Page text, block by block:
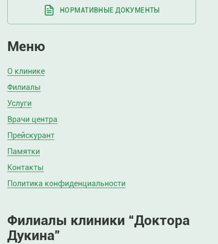
НОРМАТИВНЫЕ ДОКУМЕНТЫ
Меню
О клинике
Филиалы
Услуги
Врачи центра
Прейскурант
Памятки
Контакты
Политика конфиденциальности
Филиалы клиники “Доктора
Дукина”